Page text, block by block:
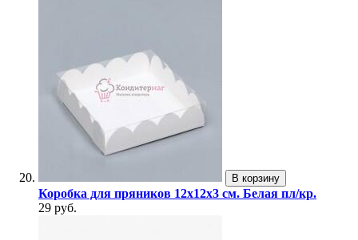
В корзину
Коробка для пряников 12х12х3 см. Белая пл/кр.
29 руб.